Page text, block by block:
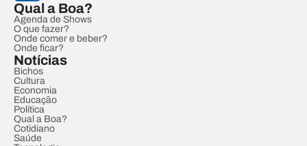
Qual a Boa?
Agenda de Shows
O que fazer?
Onde comer e beber?
Onde ficar?
Notícias
Bichos
Cultura
Economia
Educação
Política
Qual a Boa?
Cotidiano
Saúde